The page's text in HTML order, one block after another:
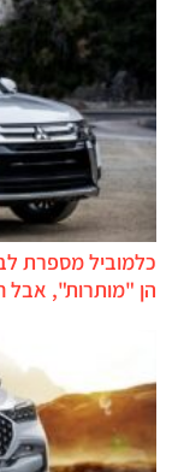
כלמוביל מספרת
הן "מותרות", אבל